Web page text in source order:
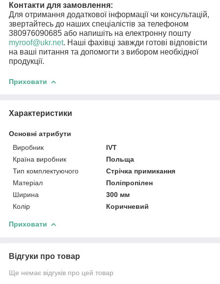
Контакти для замовлення:
Для отримання додаткової інформації чи консультацій,
звертайтесь до наших спеціалістів за телефоном
380976090685 або напишіть на електронну пошту
myroof@ukr.net. Наші фахівці завжди готові відповісти
на ваші питання та допомогти з вибором необхідної
продукції.
Приховати
Характеристики
Основні атрибути
Виробник
IVT
Країна виробник
Польща
Тип комплектуючого
Стрічка примикання
Матеріал
Поліпропілен
Ширина
300 мм
Колір
Коричневий
Приховати
Відгуки про товар
Ще немає відгуків про цей товар